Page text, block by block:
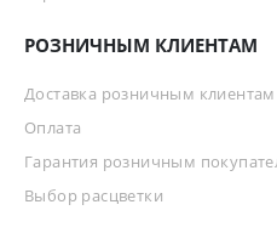
РОЗНИЧНЫМ КЛИЕНТАМ
Доставка розничным клиентам
Оплата
Гарантия розничным
Выбор расцветки